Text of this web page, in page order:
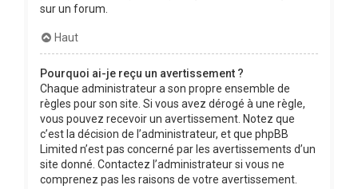
sur un forum.
Haut
Pourquoi ai-je reçu un avertissement ?
Chaque administrateur a son propre ensemble de
règles pour son site. Si vous avez dérogé à une règle,
vous pouvez recevoir un avertissement. Notez que
c’est la décision de l’administrateur, et que phpBB
Limited n’est pas concerné par les avertissements d’un
site donné. Contactez l’administrateur si vous ne
comprenez pas les raisons de votre avertissement.